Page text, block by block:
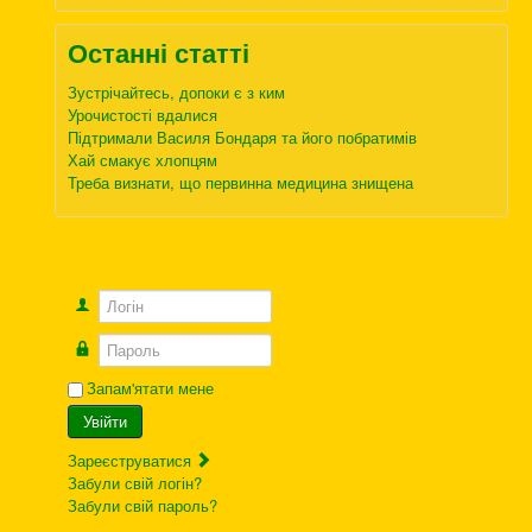
Останні статті
Зустрічайтесь, допоки є з ким
Урочистості вдалися
Підтримали Василя Бондаря та його побратимів
Хай смакує хлопцям
Треба визнати, що первинна медицина знищена
Логін
Пароль
Запам'ятати мене
Увійти
Зареєструватися
Забули свій логін?
Забули свій пароль?